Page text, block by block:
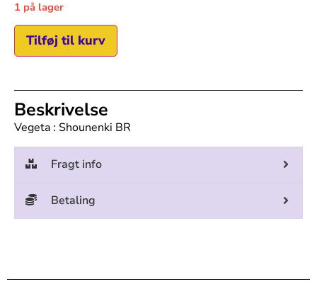
1 på lager
Tilføj til kurv
Beskrivelse
Vegeta : Shounenki BR
Fragt info
Betaling